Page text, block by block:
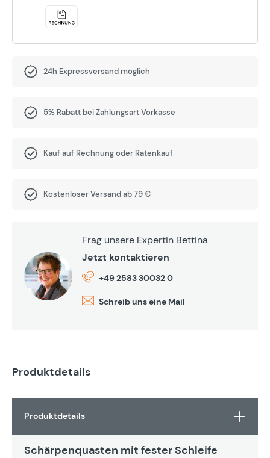
24h Expressversand möglich
5% Rabatt bei Zahlungsart Vorkasse
Kauf auf Rechnung oder Ratenkauf
Kostenloser Versand ab 79 €
Frag unsere Expertin Bettina
Jetzt kontaktieren
+49 2583 30032 0
Schreib uns eine Mail
Produktdetails
Produktdetails
Schärpenquasten mit fester Schleife